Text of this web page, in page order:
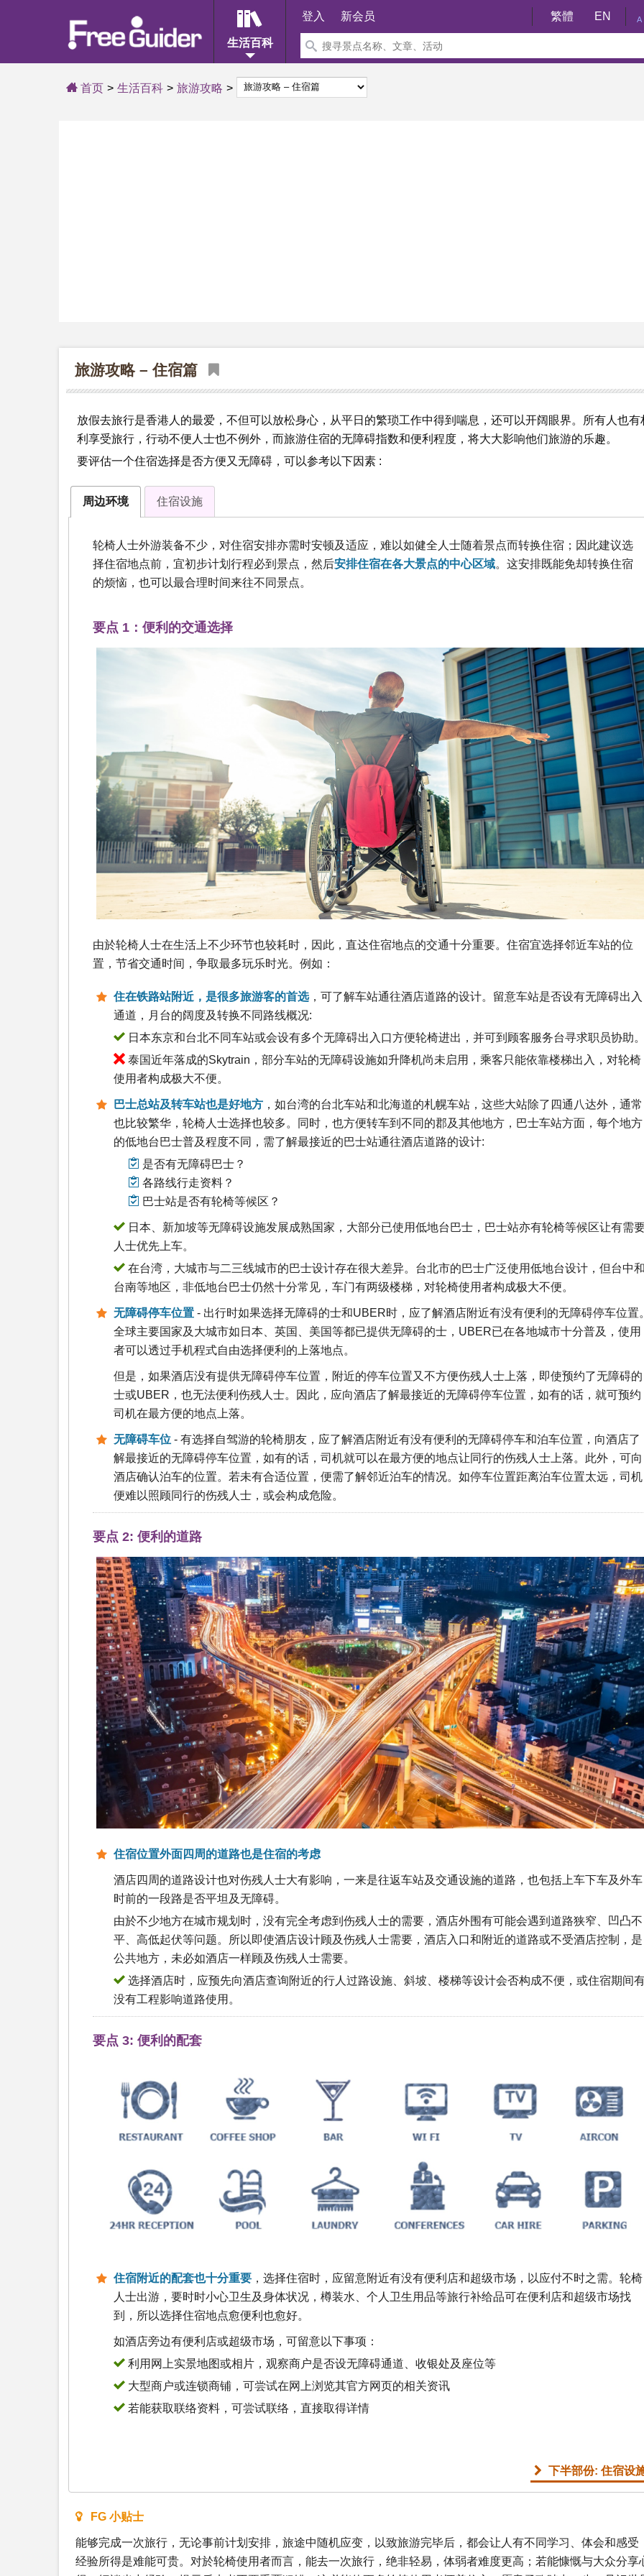
生活百科
登入 新会员 繁體 EN A
首页 生活百科 旅游攻略
旅游攻略 – 住宿篇
放假去旅行是香港人的最爱，不但可以放松身心，从平日的繁琐工作中得到喘息，还可以开阔眼界。所有人也有
利享受旅行，行动不便人士也不例外，而旅游住宿的无障碍指数和便利程度，将大大影响他们旅游的乐趣。
要评估一个住宿选择是否方便又无障碍，可以参考以下因素 :
周边环境 住宿设施
轮椅人士外游装备不少，对住宿安排亦需时安顿及适应，难以如健全人士随着景点而转换住宿；因此建议选
择住宿地点前，宜初步计划行程必到景点，然后安排住宿在各大景点的中心区域。这安排既能免却转换住宿
的烦恼，也可以最合理时间来往不同景点。
要点 1：便利的交通选择
由於轮椅人士在生活上不少环节也较耗时，因此，直达住宿地点的交通十分重要。住宿宜选择邻近车站的位
置，节省交通时间，争取最多玩乐时光。例如：
住在铁路站附近，是很多旅游客的首选，可了解车站通往酒店道路的设计。留意车站是否设有无障碍出入
通道，月台的阔度及转换不同路线概况:
日本东京和台北不同车站或会设有多个无障碍出入口方便轮椅进出，并可到顾客服务台寻求职员协助
泰国近年落成的Skytrain，部分车站的无障碍设施如升降机尚未启用，乘客只能依靠楼梯出入，对轮椅
使用者构成极大不便。
巴士总站及转车站也是好地方，如台湾的台北车站和北海道的札幌车站，这些大站除了四通八达外，通常
也比较繁华，轮椅人士选择也较多。同时，也方便转车到不同的郡及其他地方，巴士车站方面，每个地方
的低地台巴士普及程度不同，需了解最接近的巴士站通往酒店道路的设计:
是否有无障碍巴士？
各路线行走资料？
巴士站是否有轮椅等候区？
日本、新加坡等无障碍设施发展成熟国家，大部分已使用低地台巴士，巴士站亦有轮椅等候区让有需
人士优先上车。
在台湾，大城市与二三线城市的巴士设计存在很大差异。台北市的巴士广泛使用低地台设计，但台中
台南等地区，非低地台巴士仍然十分常见，车门有两级楼梯，对轮椅使用者构成极大不便。
无障碍停车位置- 出行时如果选择无障碍的士和UBER时，应了解酒店附近有没有便利的无障碍停车位置
全球主要国家及大城市如日本、英国、美国等都已提供无障碍的士，UBER已在各地城市十分普及，使用
者可以透过手机程式自由选择便利的上落地点。
但是，如果酒店没有提供无障碍停车位置，附近的停车位置又不方便伤残人士上落，即使预约了无障碍的
士或UBER，也无法便利伤残人士。因此，应向酒店了解最接近的无障碍停车位置，如有的话，就可预约
司机在最方便的地点上落。
无障碍车位- 有选择自驾游的轮椅朋友，应了解酒店附近有没有便利的无障碍停车和泊车位置，向酒店了
解最接近的无障碍停车位置，如有的话，司机就可以在最方便的地点让同行的伤残人士上落。此外，可向
酒店确认泊车的位置。若未有合适位置，便需了解邻近泊车的情况。如停车位置距离泊车位置太远，司机
便难以照顾同行的伤残人士，或会构成危险。
要点 2: 便利的道路
住宿位置外面四周的道路也是住宿的考虑
酒店四周的道路设计也对伤残人士大有影响，一来是往返车站及交通设施的道路，也包括上车下车及外车
时前的一段路是否平坦及无障碍。
由於不少地方在城市规划时，没有完全考虑到伤残人士的需要，酒店外围有可能会遇到道路狭窄、凹凸不
平、高低起伏等问题。所以即使酒店设计顾及伤残人士需要，酒店入口和附近的道路或不受酒店控制，是
公共地方，未必如酒店一样顾及伤残人士需要。
选择酒店时，应预先向酒店查询附近的行人过路设施、斜坡、楼梯等设计会否构成不便，或住宿期间
没有工程影响道路使用。
要点 3: 便利的配套
住宿附近的配套也十分重要，选择住宿时，应留意附近有没有便利店和超级市场，以应付不时之需。轮椅
人士出游，要时时小心卫生及身体状况，樽装水、个人卫生用品等旅行补给品可在便利店和超级市场找
到，所以选择住宿地点愈便利也愈好。
如酒店旁边有便利店或超级市场，可留意以下事项：
利用网上实景地图或相片，观察商户是否设无障碍通道、收银处及座位等
大型商户或连锁商铺，可尝试在网上浏览其官方网页的相关资讯
若能获取联络资料，可尝试联络，直接取得详情
下半部份: 住宿设
FG 小贴士
能够完成一次旅行，无论事前计划安排，旅途中随机应变，以致旅游完毕后，都会让人有不同学习、体会和感受
经验所得是难能可贵。对於轮椅使用者而言，能去一次旅行，绝非轻易，体弱者难度更高；若能慷慨与大众分享